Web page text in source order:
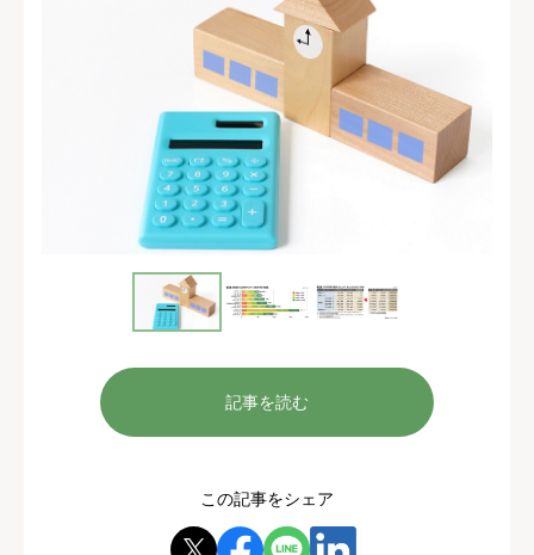
記事を読む
この記事をシェア